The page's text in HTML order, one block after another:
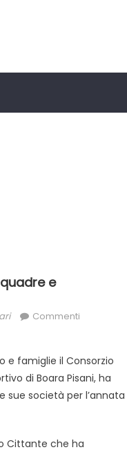
e
Commenti
e famiglie il Consorzio
di Boara Pisani, ha
sue società per l’annata
Cittante che ha